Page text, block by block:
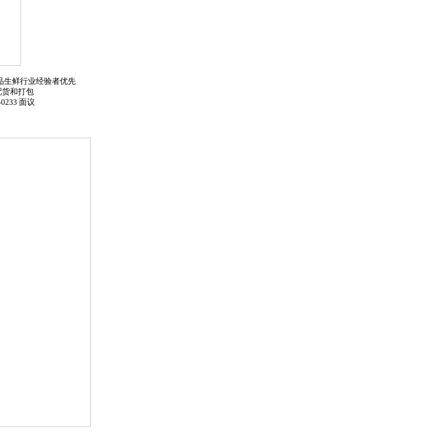
生鲜行业经验者优先
货和打包
面议